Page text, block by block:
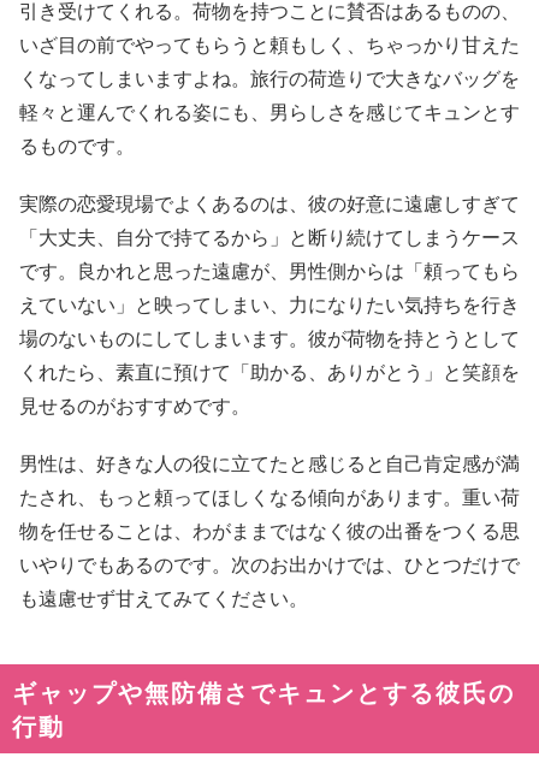
引き受けてくれる。荷物を持つことに賛否はあるものの、
いざ目の前でやってもらうと頼もしく、ちゃっかり甘えた
くなってしまいますよね。旅行の荷造りで大きなバッグを
軽々と運んでくれる姿にも、男らしさを感じてキュンとす
るものです。
実際の恋愛現場でよくあるのは、彼の好意に遠慮しすぎて
「大丈夫、自分で持てるから」と断り続けてしまうケース
です。良かれと思った遠慮が、男性側からは「頼ってもら
えていない」と映ってしまい、力になりたい気持ちを行き
場のないものにしてしまいます。彼が荷物を持とうとして
くれたら、素直に預けて「助かる、ありがとう」と笑顔を
見せるのがおすすめです。
男性は、好きな人の役に立てたと感じると自己肯定感が満
たされ、もっと頼ってほしくなる傾向があります。重い荷
物を任せることは、わがままではなく彼の出番をつくる思
いやりでもあるのです。次のお出かけでは、ひとつだけで
も遠慮せず甘えてみてください。
ギャップや無防備さでキュンとする彼氏の
行動